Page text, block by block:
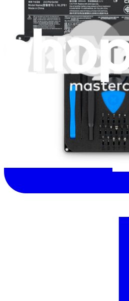
Aiuta a tradurre